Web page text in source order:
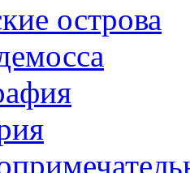
острова